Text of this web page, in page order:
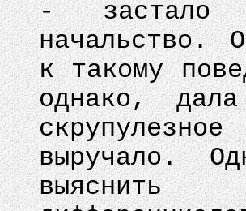
- застало
начальство.
к такому
однако,
выручало.
выяснить